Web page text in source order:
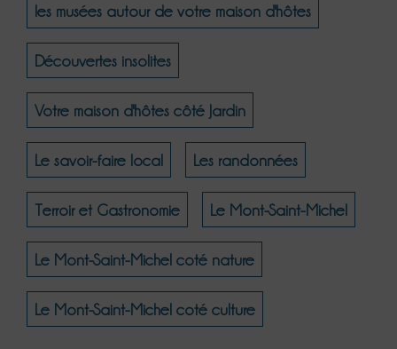
les musées autour de votre maison d'hôtes
Découvertes insolites
Votre maison d'hôtes côté Jardin
Le savoir-faire local Les randonnées
Terroir et Gastronomie Le Mont-Saint-Michel
Le Mont-Saint-Michel coté nature
Le Mont-Saint-Michel coté culture